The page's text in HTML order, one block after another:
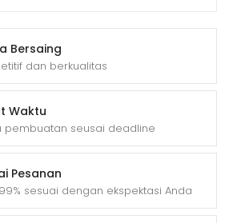
Bersaing
dan berkualitas
Waktu
pembuatan seusai deadline
Pesanan
sesuai dengan ekspektasi Anda